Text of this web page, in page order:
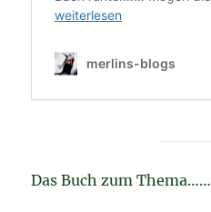
Das Buch zum Thema……